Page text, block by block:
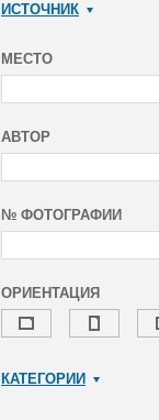
ИСТОЧНИК
МЕСТО
АВТОР
№ ФОТОГРАФИИ
ОРИЕНТАЦИЯ
КАТЕГОРИИ